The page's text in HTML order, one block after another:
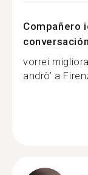
Compañero
conversación
vorrei
andrò’ a